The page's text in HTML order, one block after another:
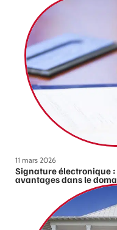
11 mars 2026
Signature électronique
avantages dans le